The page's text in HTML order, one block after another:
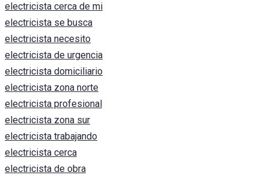
electricista cerca de mi
electricista se busca
electricista necesito
electricista de urgencia
electricista domiciliario
electricista zona norte
electricista profesional
electricista zona sur
electricista trabajando
electricista cerca
electricista de obra